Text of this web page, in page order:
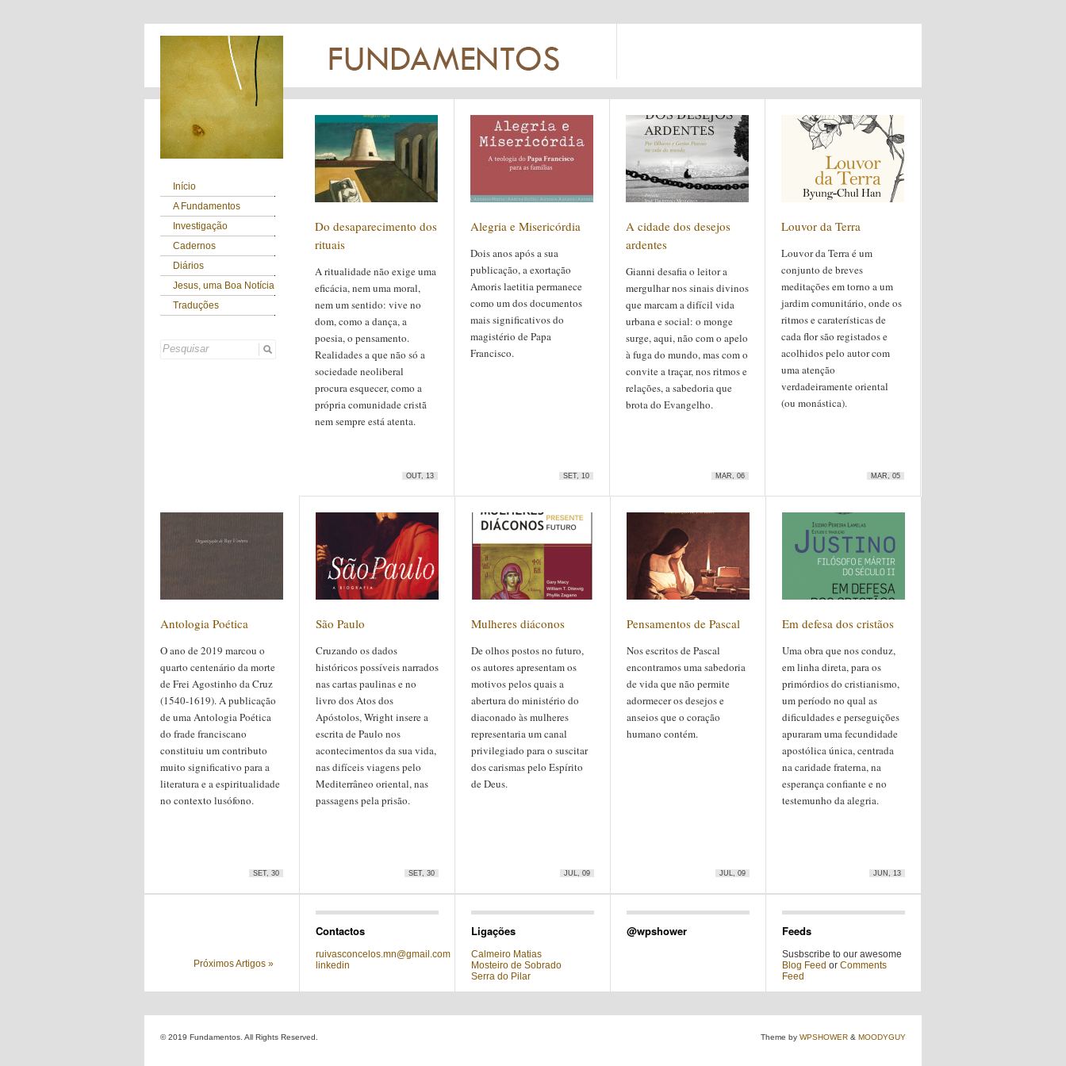
Início
A Fundamentos
Investigação
Cadernos
Diários
Jesus, uma Boa Notícia
Traduções
Do desaparecimento dos
rituais
A ritualidade não exige uma
eficácia, nem uma moral,
nem um sentido: vive no
dom, como a dança, a
poesia, o pensamento.
Realidades a que não só a
sociedade neoliberal
procura esquecer, como a
própria comunidade cristã
nem sempre está atenta.
OUT, 13
Alegria e Misericórdia
Dois anos após a sua
publicação, a exortação
Amoris laetitia permanece
como um dos documentos
mais significativos do
magistério de Papa
Francisco.
SET, 10
A cidade dos desejos
ardentes
Gianni desafia o leitor a
mergulhar nos sinais divinos
que marcam a difícil vida
urbana e social: o monge
surge, aqui, não com o apelo
à fuga do mundo, mas com o
convite a traçar, nos ritmos e
relações, a sabedoria que
brota do Evangelho.
MAR, 06
Louvor da Terra
Louvor da Terra é um
conjunto de breves
meditações em torno a um
jardim comunitário, onde os
ritmos e caraterísticas de
cada flor são registados e
acolhidos pelo autor com
uma atenção
verdadeiramente oriental
(ou monástica).
MAR, 05
Antologia Poética
O ano de 2019 marcou o
quarto centenário da morte
de Frei Agostinho da Cruz
(1540-1619). A publicação
de uma Antologia Poética
do frade franciscano
constituiu um contributo
muito significativo para a
literatura e a espiritualidade
no contexto lusófono.
SET, 30
São Paulo
Cruzando os dados
históricos possíveis narrados
nas cartas paulinas e no
livro dos Atos dos
Apóstolos, Wright insere a
escrita de Paulo nos
acontecimentos da sua vida,
nas difíceis viagens pelo
Mediterrâneo oriental, nas
passagens pela prisão.
SET, 30
Mulheres diáconos
De olhos postos no futuro,
os autores apresentam os
motivos pelos quais a
abertura do ministério do
diaconado às mulheres
representaria um canal
privilegiado para o suscitar
dos carismas pelo Espírito
de Deus.
JUL, 09
Pensamentos de Pascal
Nos escritos de Pascal
encontramos uma sabedoria
de vida que não permite
adormecer os desejos e
anseios que o coração
humano contém.
JUL, 09
Em defesa dos cristãos
Uma obra que nos conduz,
em linha direta, para os
primórdios do cristianismo,
um período no qual as
dificuldades e perseguições
apuraram uma fecundidade
apostólica única, centrada
na caridade fraterna, na
esperança confiante e no
testemunho da alegria.
JUN, 13
Próximos Artigos »
Contactos
ruivasconcelos.mn@gmail.com
linkedin
Ligações
Calmeiro Matias
Mosteiro de Sobrado
Serra do Pilar
@wpshower Feeds
Susbscribe to our awesome
Blog Feed or Comments
Feed
© 2019 Fundamentos. All Rights Reserved. Theme by WPSHOWER & MOODYGUY